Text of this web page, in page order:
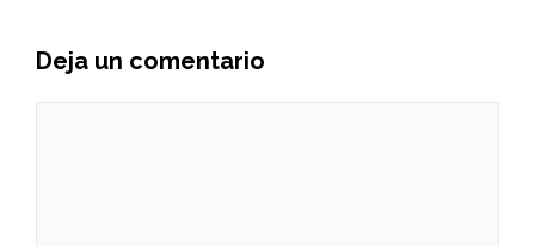
Deja un comentario